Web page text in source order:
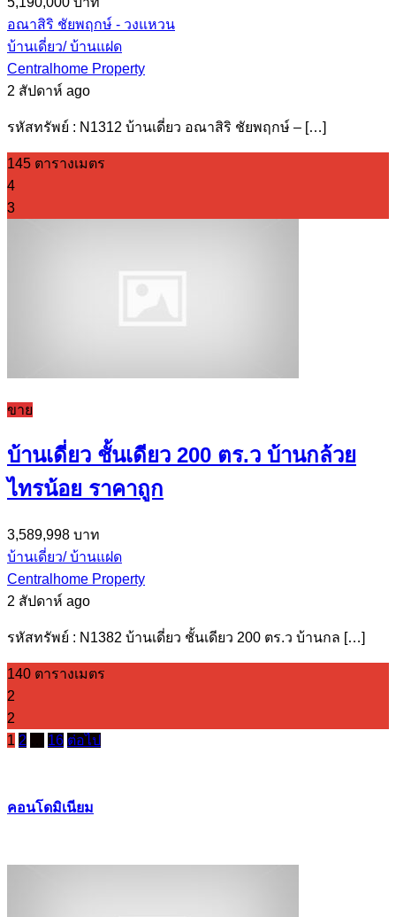
อณาสิริ ชัยพฤกษ์ - วงแหวน
บ้านเดี่ยว/ บ้านแฝด
Centralhome Property
2 สัปดาห์ ago
รหัสทรัพย์ : N1312 บ้านเดี่ยว อณาสิริ ชัยพฤกษ์ – […]
145 ตารางเมตร
4
3
ขาย
บ้านเดี่ยว ชั้นเดียว 200 ตร.ว บ้านกล้วย
ไทรน้อย ราคาถูก
3,589,998 บาท
บ้านเดี่ยว/ บ้านแฝด
Centralhome Property
2 สัปดาห์ ago
รหัสทรัพย์ : N1382 บ้านเดี่ยว ชั้นเดียว 200 ตร.ว บ้านกล […]
140 ตารางเมตร
2
2
1 2 16 ต่อไป
คอนโดมิเนียม